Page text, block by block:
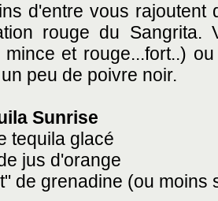
d'entre vous rajoutent
rouge du
mince et rouge...fort..)
peu de poivre noir.
Sunrise
tequila glacé
jus d'orange
de grenadine (ou moins